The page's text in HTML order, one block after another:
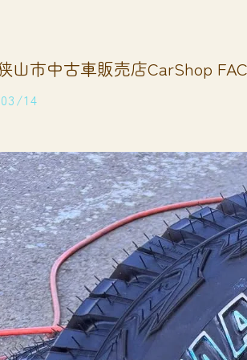
山市中古車販売店CarShop
14